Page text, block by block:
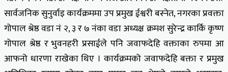
सार्वजनिक सुनुर्वाइ कार्यक्रममा उप प्रमुख ईश्वरी बस्नेत, नगरका प्रवक्ता
गोपाल श्रेष्ठ वडा नं २, ३ र ७ नंका वडा अध्यक्ष क्रमश सुरेन्द्र कार्कि कृष्ण
गोपाल श्रेष्ठ र भुवनहरी प्रसाईले पनि जवाफदेहि वक्ताका रुपमा आ
आफनो धारणा राखेका थिए । कार्यक्रमको जवाफदेहि बक्ता र प्रमुख